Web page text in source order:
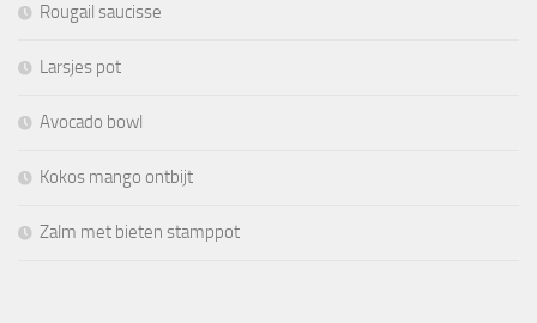
Rougail saucisse
Larsjes pot
Avocado bowl
Kokos mango ontbijt
Zalm met bieten stamppot